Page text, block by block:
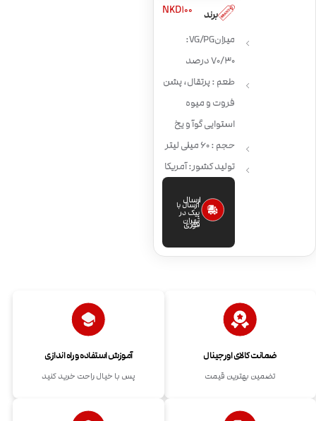
برند NKD100
میزان VG/PG:
70/30 درصد
طعم : پرتقال، پشن
فروت و میوه
استوایی گوآ و یخ
حجم : 60 میلی لیتر
تولید کشور: آمریکا
ارسال
فوری
ارسال با
پیک در
تهران
ضمانت کالای اورجینال
تضمین بهترین قیمت
آموزش استفاده و راه اندازی
پس با خیال راحت خرید کنید